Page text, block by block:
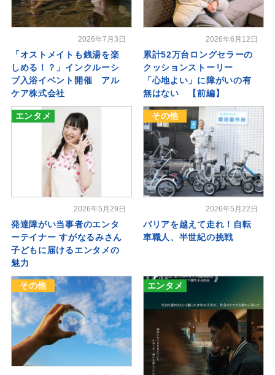
2026年7月3日
「オストメイトも銭湯を楽
しめる！？」インクルーシ
ブ入浴イベント開催 アル
ケア株式会社
2026年6月12日
累計52万台ロングセラーの
クッションストーリー
「心地よい」に障がいの有
無はない 【前編】
エンタメ
2026年5月29日
発達障がい当事者のエンタ
ーテイナー すがなるみさん
子どもに届けるエンタメの
魅力
その他
2026年5月22日
バリアを越えて走れ！自転
車職人、半世紀の挑戦
その他 エンタメ